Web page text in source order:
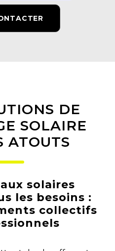
DE
SOLAIRE
ATOUTS
solaires
les besoins :
collectifs